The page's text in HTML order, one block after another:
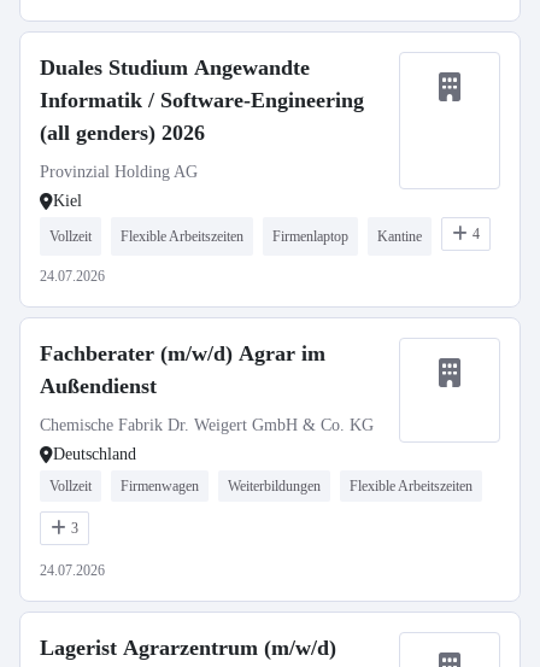
Duales Studium Angewandte
Informatik / Software-Engineering
(all genders) 2026
Provinzial Holding AG
Kiel
Vollzeit Flexible Arbeitszeiten Firmenlaptop Kantine 4
24.07.2026
Fachberater (m/w/d) Agrar im
Außendienst
Chemische Fabrik Dr. Weigert GmbH & Co. KG
Deutschland
Vollzeit Firmenwagen Weiterbildungen Flexible Arbeitszeiten
3
24.07.2026
Lagerist Agrarzentrum (m/w/d)